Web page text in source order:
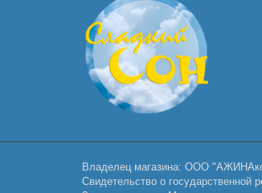
Владелец магазина: ООО
Свидетельство о государственной